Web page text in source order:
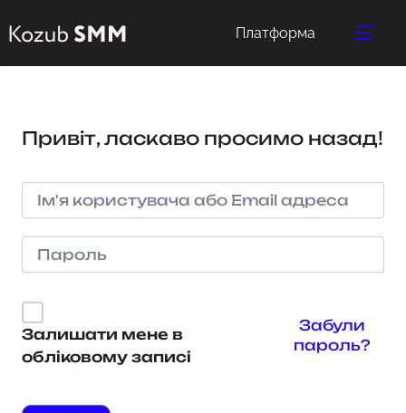
Платформа
Привіт, ласкаво просимо назад!
Залишати мене в
обліковому записі
Забули
пароль?